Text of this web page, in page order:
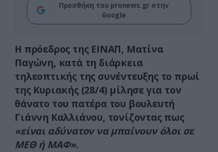
Προσθήκη του pronews.gr στην
Google
Η πρόεδρος της ΕΙΝΑΠ, Ματίνα
Παγώνη, κατά τη διάρκεια
τηλεοπτικής της συνέντευξης το πρωί
της Κυριακής (28/4) μίλησε για τον
θάνατο του πατέρα του βουλευτή
Γιάννη Καλλιάνου, τονίζοντας πως
«είναι αδύνατον να μπαίνουν όλοι σε
ΜΕΘ ή ΜΑΦ».